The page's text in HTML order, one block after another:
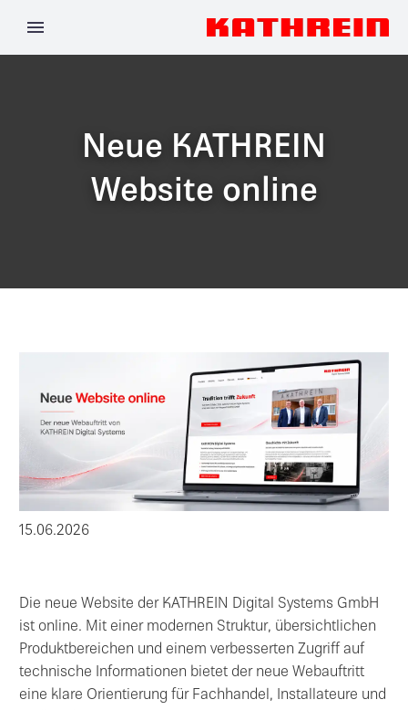
Neue KATHREIN
Website online
15.06.2026
Die neue Website der KATHREIN Digital Systems GmbH
ist online. Mit einer modernen Struktur, übersichtlichen
Produktbereichen und einem verbesserten Zugriff auf
technische Informationen bietet der neue Webauftritt
eine klare Orientierung für Fachhandel, Installateure und